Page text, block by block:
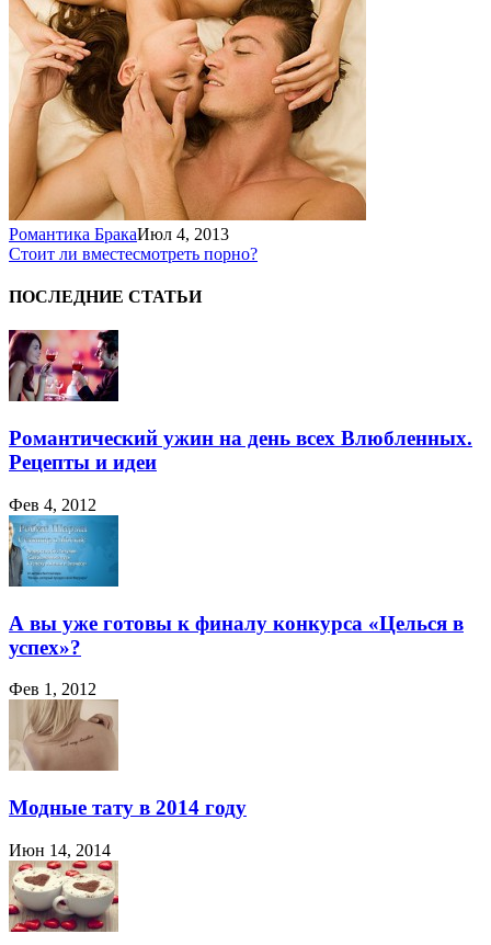
Романтика БракаИюл 4, 2013
Стоит ли вместесмотреть порно?
ПОСЛЕДНИЕ СТАТЬИ
Романтический ужин на день всех Влюбленных.
Рецепты и идеи
Фев 4, 2012
А вы уже готовы к финалу конкурса «Целься в
успех»?
Фев 1, 2012
Модные тату в 2014 году
Июн 14, 2014